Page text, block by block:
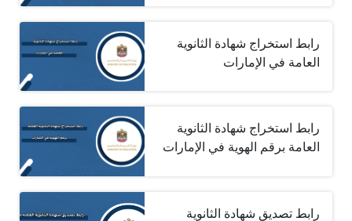
رابط استخراج شهادة الثانوية
العامة في الإمارات
رابط استخراج شهادة الثانوية
العامة برقم الهوية في الإمارات
رابط تصديق شهادة الثانوية